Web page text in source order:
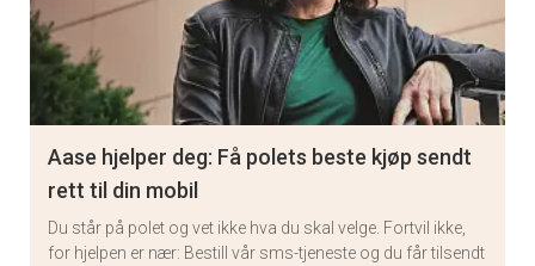
Aase hjelper deg: Få polets beste kjøp sendt
rett til din mobil
Du står på polet og vet ikke hva du skal velge. Fortvil ikke,
for hjelpen er nær: Bestill vår sms-tjeneste og du får tilsendt